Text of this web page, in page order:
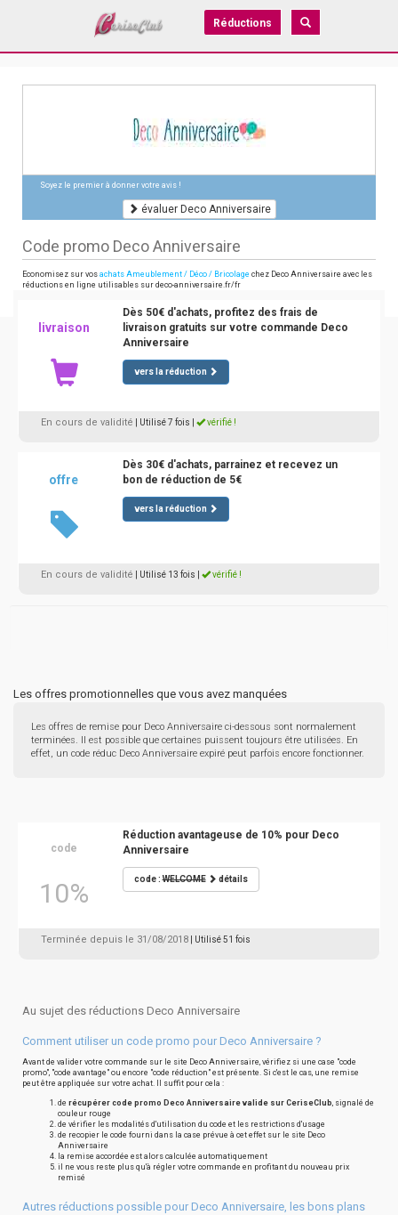
Réductions
Soyez le premier à donner votre avis !
évaluer Deco Anniversaire
Code promo Deco Anniversaire
Economisez sur vos achats Ameublement / Déco / Bricolage chez Deco Anniversaire avec les
réductions en ligne utilisables sur deco-anniversaire.fr/fr
livraison
Dès 50€ d'achats, profitez des frais de
livraison gratuits sur votre commande Deco
Anniversaire
vers la réduction
En cours de validité | Utilisé 7 fois vérifié !
offre
Dès 30€ d'achats, parrainez et recevez un
bon de réduction de 5€
vers la réduction
En cours de validité | Utilisé 13 fois vérifié !
Les offres promotionnelles que vous avez manquées
Les offres de remise pour Deco Anniversaire ci-dessous sont normalement
terminées. Il est possible que certaines puissent toujours être utilisées. En
effet, un code réduc Deco Anniversaire expiré peut parfois encore fonctionner.
code
10%
Réduction avantageuse de 10% pour Deco
Anniversaire
code :WELCOME détails
Terminée depuis le 31/08/2018 | Utilisé 51 fois
Au sujet des réductions Deco Anniversaire
Comment utiliser un code promo pour Deco Anniversaire ?
Avant de valider votre commande sur le site Deco Anniversaire, vérifiez si une case "code
promo", "code avantage" ou encore "code réduction" est présente. Si c'est le cas, une remise
peut être appliquée sur votre achat. Il suffit pour cela :
de récupérer code promo Deco Anniversaire valide sur CeriseClub, signalé de
couleur rouge
de vérifier les modalités d'utilisation du code et les restrictions d'usage
de recopier le code fourni dans la case prévue à cet effet sur le site Deco
Anniversaire
la remise accordée est alors calculée automatiquement
il ne vous reste plus qu'à régler votre commande en profitant du nouveau prix
remisé
Autres réductions possible pour Deco Anniversaire, les bons plans